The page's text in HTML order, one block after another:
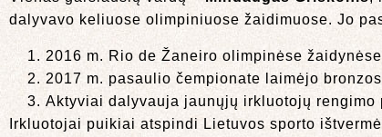
dalyvavo keliuose olimpiniuose žaidimuose. Jo
2016 m. Rio de Žaneiro olimpinėse
2017 m. pasaulio čempionate laimėjo
Aktyviai dalyvauja jaunųjų irkluotojų rengimo
Irkluotojai puikiai atspindi Lietuvos sporto